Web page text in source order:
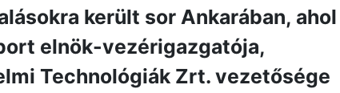
került sor Ankarában, ahol
elnök-vezérigazgatója,
Technológiák Zrt. vezetősége